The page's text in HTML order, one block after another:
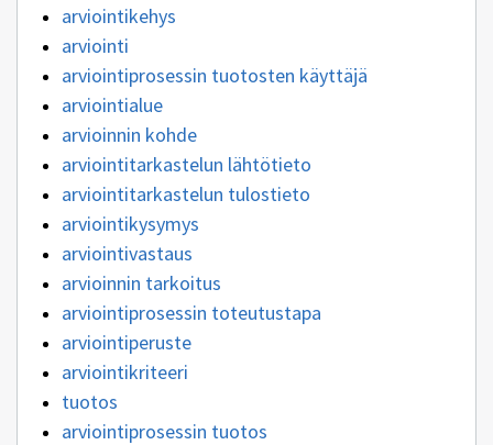
arviointikehys
arviointi
arviointiprosessin tuotosten käyttäjä
arviointialue
arvioinnin kohde
arviointitarkastelun lähtötieto
arviointitarkastelun tulostieto
arviointikysymys
arviointivastaus
arvioinnin tarkoitus
arviointiprosessin toteutustapa
arviointiperuste
arviointikriteeri
tuotos
arviointiprosessin tuotos